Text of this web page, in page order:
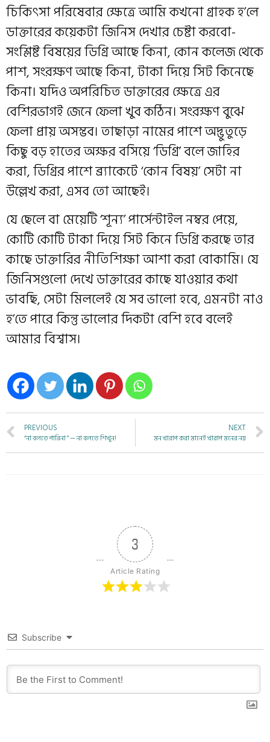
চিকিৎসা পরিষেবার ক্ষেত্রে আমি কখনো গ্রাহক হ’লে
ডাক্তারের কয়েকটা জিনিস দেখার চেষ্টা করবো-
সংশ্লিষ্ট বিষয়ের ডিগ্রি আছে কিনা, কোন কলেজ থেকে
পাশ, সংরক্ষণ আছে কিনা, টাকা দিয়ে সিট কিনেছে
কিনা। যদিও অপরিচিত ডাক্তারের ক্ষেত্রে এর
বেশিরভাগই জেনে ফেলা খুব কঠিন। সংরক্ষণ বুঝে
ফেলা প্রায় অসম্ভব। তাছাড়া নামের পাশে অদ্ভুতুড়ে
কিছু বড় হাতের অক্ষর বসিয়ে ‘ডিগ্রি’ বলে জাহির
করা, ডিগ্রির পাশে ব্র‍্যাকেটে ‘কোন বিষয়’ সেটা না
উল্লেখ করা, এসব তো আছেই।
যে ছেলে বা মেয়েটি ‘শূন্য’ পার্সেন্টাইল নম্বর পেয়ে,
কোটি কোটি টাকা দিয়ে সিট কিনে ডিগ্রি করছে তার
কাছে ডাক্তারির নীতিশিক্ষা আশা করা বোকামি। যে
জিনিসগুলো দেখে ডাক্তারের কাছে যাওয়ার কথা
ভাবছি, সেটা মিললেই যে সব ভালো হবে, এমনটা নাও
হ’তে পারে কিন্তু ভালোর দিকটা বেশি হবে বলেই
আমার বিশ্বাস।
PREVIOUS
“না বলতে পারিনা ” — না বলতে শিখুন!
NEXT
মন খারাপ করা মানেই খারাপ মনের নয়
3
Article Rating
Subscribe